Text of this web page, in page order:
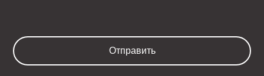
Отправить